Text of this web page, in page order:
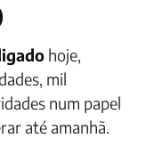
hoje,
mil
num papel
até amanhã.